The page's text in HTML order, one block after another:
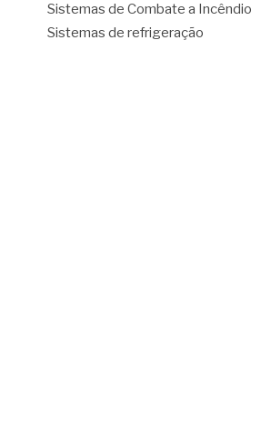
Sistemas de Combate a Incêndio
Sistemas de refrigeração